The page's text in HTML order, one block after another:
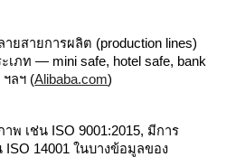
ยสายการผลิต (production lines)
เภท — mini safe, hotel safe, bank
ฯลฯ (Alibaba.com)
พ เช่น ISO 9001:2015, มีการ
ISO 14001 ในบางข้อมูลของ